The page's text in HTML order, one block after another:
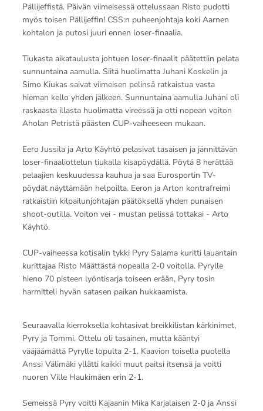
Pällijeffistä. Päivän viimeisessä ottelussaan Risto pudotti
myös toisen Pällijeffin! CSS:n puheenjohtaja koki Aarnen
kohtalon ja putosi juuri ennen loser-finaalia.
Tiukasta aikataulusta johtuen loser-finaalit päätettiin pelata
sunnuntaina aamulla. Siitä huolimatta Juhani Koskelin ja
Simo Kiukas saivat viimeisen pelinsä ratkaistua vasta
hieman kello yhden jälkeen. Sunnuntaina aamulla Juhani oli
raskaasta illasta huolimatta vireessä ja otti nopean voiton
Aholan Petristä päästen CUP-vaiheeseen mukaan.
Eero Jussila ja Arto Käyhtö pelasivat tasaisen ja jännittävän
loser-finaaliottelun tiukalla kisapöydällä. Pöytä 8 herättää
pelaajien keskuudessa kauhua ja saa Eurosportin TV-
pöydät näyttämään helpoilta. Eeron ja Arton kontrafreimi
ratkaistiin kilpailunjohtajan päätöksellä yhden punaisen
shoot-outilla. Voiton vei - mustan pelissä tottakai - Arto
Käyhtö.
CUP-vaiheessa kotisalin tykki Pyry Salama kuritti lauantain
kurittajaa Risto Määttästä nopealla 2-0 voitolla. Pyrylle
hieno 70 pisteen lyöntisarja toiseen erään, Pyry tosin
harmitteli hyvän satasen paikan hukkaamista.
Seuraavalla kierroksella kohtasivat breikkilistan kärkinimet,
Pyry ja Tommi. Ottelu oli tasainen, mutta kääntyi
vääjäämättä Pyrylle lopulta 2-1. Kaavion toisella puolella
Anssi Välimäki yllätti kaikki muut paitsi itsensä ja voitti
nuoren Ville Haukimäen erin 2-1.
Semeissä Pyry voitti Kajaanin Mika Karjalaisen 2-0 ja Anssi